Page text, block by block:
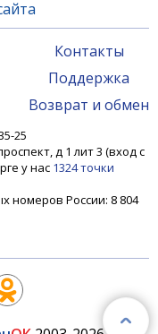
Контакты
Поддержка
Возврат и обмен
25
д 1 лит 3 (вход с
у нас 1324 точки
номеров России: 8 804